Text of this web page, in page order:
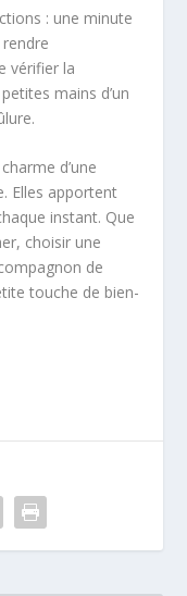
: une minute
vérifier la
mains d’un
d’une
Elles apportent
instant. Que
choisir une
de
touche de bien-